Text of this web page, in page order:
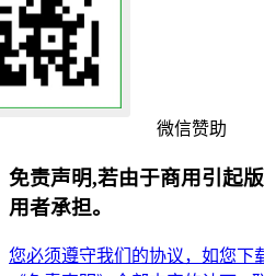
微信赞助
免责声明,若由于商用引起
用者承担。
您必须遵守我们的协议，如您下